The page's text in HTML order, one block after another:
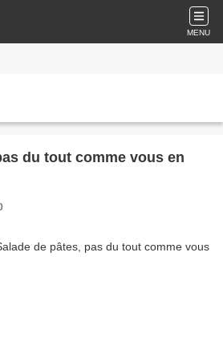
MENU
du tout comme vous en